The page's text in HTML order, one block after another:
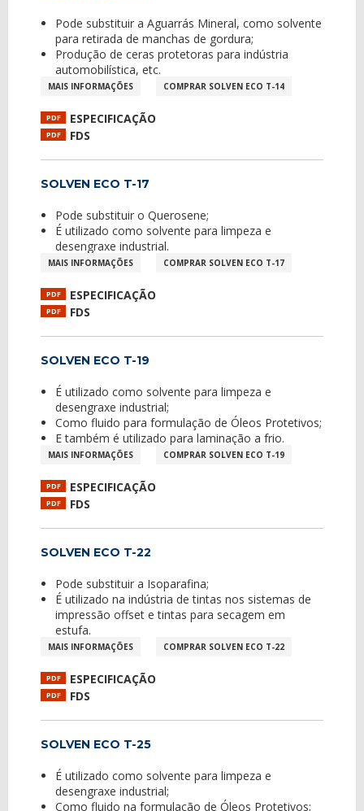
Pode substituir a Aguarrás Mineral, como solvente
para retirada de manchas de gordura;
Produção de ceras protetoras para indústria
automobilística, etc.
MAIS INFORMAÇÕES COMPRAR SOLVEN ECO T-14
PDF ESPECIFICAÇÃO
PDF FDS
SOLVEN ECO T-17
Pode substituir o Querosene;
É utilizado como solvente para limpeza e
desengraxe industrial.
MAIS INFORMAÇÕES COMPRAR SOLVEN ECO T-17
PDF ESPECIFICAÇÃO
PDF FDS
SOLVEN ECO T-19
É utilizado como solvente para limpeza e
desengraxe industrial;
Como fluido para formulação de Óleos Protetivos;
E também é utilizado para laminação a frio.
MAIS INFORMAÇÕES COMPRAR SOLVEN ECO T-19
PDF ESPECIFICAÇÃO
PDF FDS
SOLVEN ECO T-22
Pode substituir a Isoparafina;
É utilizado na indústria de tintas nos sistemas de
impressão offset e tintas para secagem em
estufa.
MAIS INFORMAÇÕES COMPRAR SOLVEN ECO T-22
PDF ESPECIFICAÇÃO
PDF FDS
SOLVEN ECO T-25
É utilizado como solvente para limpeza e
desengraxe industrial;
Como fluido na formulação de Óleos Protetivos;